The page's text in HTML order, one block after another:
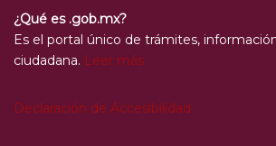
¿Qué es .gob.mx?
Es el portal único de trámites,
ciudadana. Leer más
Declaración de Accesibilidad